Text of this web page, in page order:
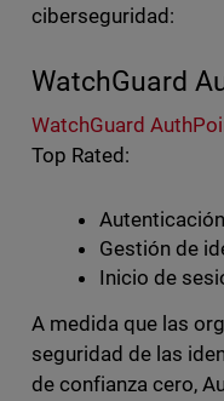
ciberseguridad:
WatchGuard
WatchGuard
Top Rated:
Autenticación
Gestión de
Inicio de
A medida que las
seguridad de las
de confianza cero,